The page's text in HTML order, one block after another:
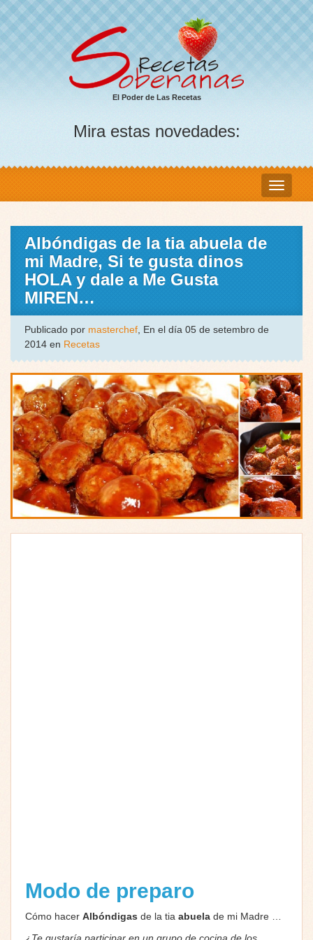
El Poder de Las Recetas
Mira estas novedades:
Albóndigas de la tia abuela de
mi Madre, Si te gusta dinos
HOLA y dale a Me Gusta
MIREN…
Publicado por masterchef, En el día 05 de setembro de
2014 en Recetas
Modo de preparo
Cómo hacer Albóndigas de la tia abuela de mi Madre …